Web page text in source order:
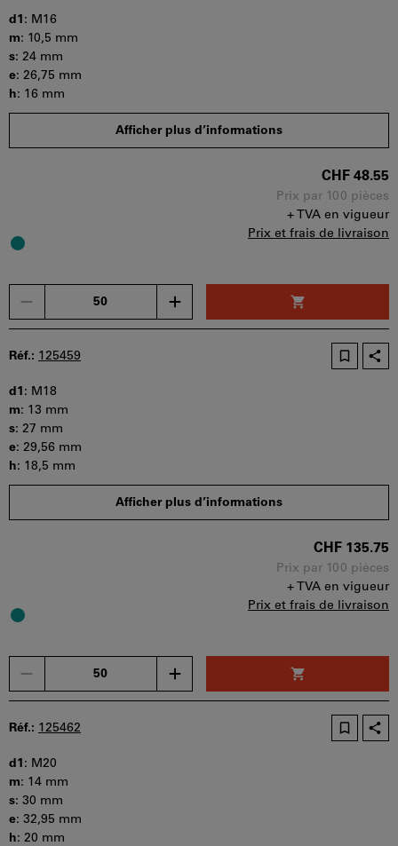
être
utilisé
par
panier.
d1 : M16
m: 10,5 mm
s: 24 mm
e: 26,75 mm
h: 16 mm
Quantité minimale de commande : 50 pièces
Etapes de la commande : 50 pièces
Afficher plus d’informations
CHF 48.55
Prix par 100 pièces
+ TVA en vigueur
Prix et frais de livraison
bon
d'achat
être
utilisé
par
panier.
Réf.: 125459
d1 : M18
m: 13 mm
s: 27 mm
e: 29,56 mm
h: 18,5 mm
Quantité minimale de commande : 50 pièces
Etapes de la commande : 50 pièces
Afficher plus d’informations
CHF 135.75
Prix par 100 pièces
+ TVA en vigueur
Prix et frais de livraison
bon
d'achat
être
utilisé
par
panier.
Réf.: 125462
d1 : M20
m: 14 mm
s: 30 mm
e: 32,95 mm
h: 20 mm